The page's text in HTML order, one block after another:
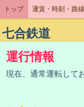
トップ 運賃・時刻・路
七合鉄道
運行情報
現在、通常運転して